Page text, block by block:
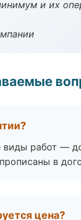
и их
работ —
в
цена?